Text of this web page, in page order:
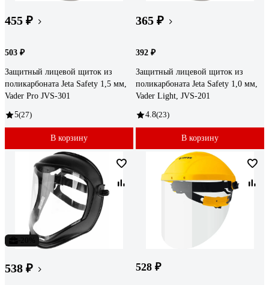
455 ₽
503 ₽
Защитный лицевой щиток из
поликарбоната Jeta Safety 1,5 мм,
Vader Pro JVS-301
5(27)
В корзину
365 ₽
392 ₽
Защитный лицевой щиток из
поликарбоната Jeta Safety 1,0 мм,
Vader Light, JVS-201
4.8(23)
В корзину
538 ₽ 528 ₽